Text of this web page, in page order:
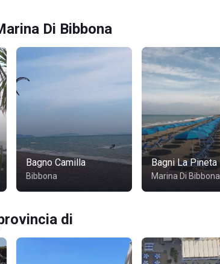
Di Bibbona
Bagno Camilla
Bibbona
Bagni La Pineta
Marina Di Bibbona
di